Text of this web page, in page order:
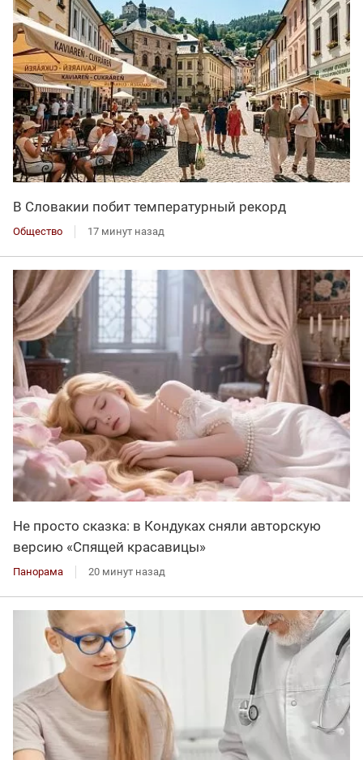
В Словакии побит температурный рекорд
Общество 17 минут назад
Не просто сказка: в Кондуках сняли авторскую
версию «Спящей красавицы»
Панорама 20 минут назад